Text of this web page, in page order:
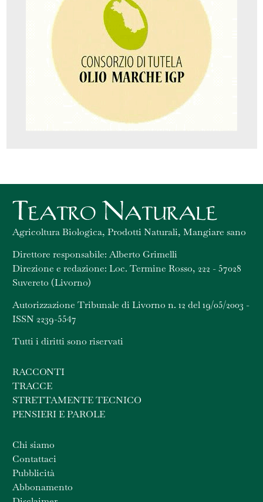
Agricoltura Biologica, Prodotti Naturali, Mangiare sano
Direttore responsabile: Alberto Grimelli
Direzione e redazione: Loc. Termine Rosso, 222 - 57028
Suvereto (Livorno)
Autorizzazione Tribunale di Livorno n. 12 del 19/05/2003 -
ISSN 2239-5547
Tutti i diritti sono riservati
RACCONTI
TRACCE
STRETTAMENTE TECNICO
PENSIERI E PAROLE
Chi siamo
Contattaci
Pubblicità
Abbonamento